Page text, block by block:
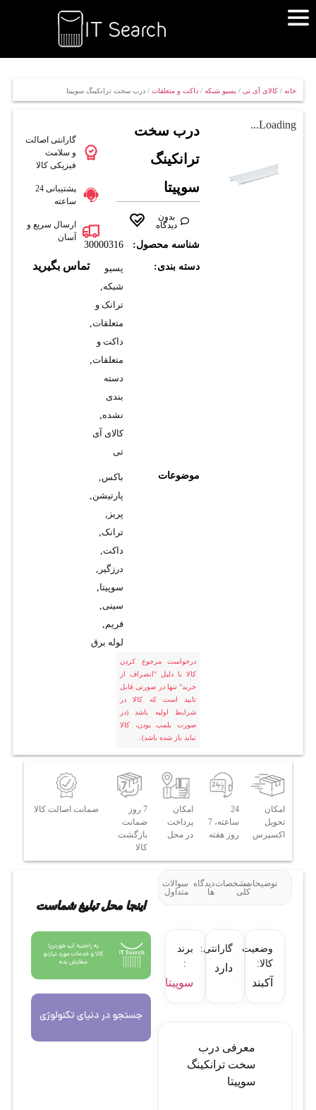
خانه/ کالای آی تی/ پسیو شبکه/ داکت و متعلقات/ درب سخت ترانکينگ سوپيتا
Loading...
درب سخت
ترانکينگ
سوپيتا
بدون
دیدگاه
شناسه محصول: 30000316
دسته بندی:
پسیو
شبکه,
ترانک و
متعلقات,
داکت و
متعلقات,
دسته
بندی
نشده,
کالای آی
تی
موضوعات باکس,
پارتیشن,
پریز ,
ترانک,
داکت,
درزگیر ,
سوپیتا,
سینی,
فریم,
لوله برق
درخواست مرجوع کردن
کالا با دلیل "انصراف از
خرید" تنها در صورتی قابل
تایید است که کالا در
شرایط اولیه باشد (در
صورت پلمپ بودن، کالا
نباید باز شده باشد).
گارانتی اصالت
و سلامت
فیزیکی کالا
پشتیبانی 24
ساعته
ارسال سریع و
آسان
تماس بگیرید
امکان
تحویل
اکسپرس
24
ساعته، 7
روز هفته
امکان
پرداخت
در محل
7 روز
ضمانت
بازگشت
کالا
ضمانت اصالت کالا
توضیحاتمشخصات
کلی
دیدگاه
ها
سوالات
متداول
وضعیت
کالا:
آکبند
گارانتی:
دارد
برند
:
سوپیتا
معرفی درب
سخت ترانکينگ
سوپيتا
اینجا محل تبلیغ شماست